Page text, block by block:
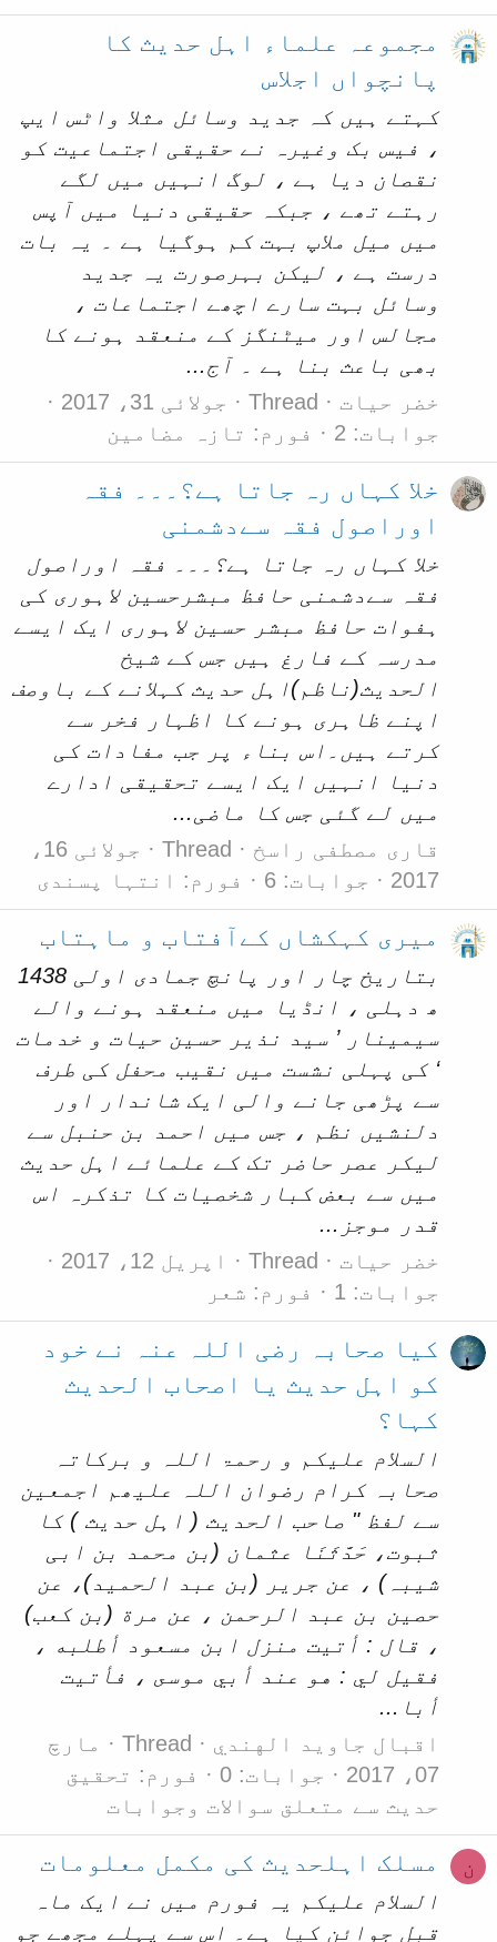
مجموعہ علماء اہل حدیث کا
پانچواں اجلاس
کہتے ہیں کہ جدید وسائل مثلا واٹس ایپ
، فیس بک وغیرہ نے حقیقی اجتماعیت کو
نقصان دیا ہے ، لوگ انہیں میں لگے
رہتے تھے ، جبکہ حقیقی دنیا میں آپس
میں میل ملاپ بہت کم ہوگیا ہے ۔ یہ بات
درست ہے ، لیکن بہرصورت یہ جدید
وسائل بہت سارے اچھے اجتماعات ،
مجالس اور میٹنگز کے منعقد ہونے کا
بھی باعث بنا ہے ۔ آج...
خضر حیات
Thread
جولائی 31، 2017
جوابات: 2
فورم: تازہ مضامین
خلا کہاں رہ جاتا ہے؟۔۔۔ فقہ
اوراصول فقہ سےدشمنی
خلا کہاں رہ جاتا ہے؟۔۔۔ فقہ اوراصول
فقہ سےدشمنی حافظ مبشرحسین لاہوری کی
ہفوات حافظ مبشر حسین لاہوری ایک ایسے
مدرسہ کے فارغ ہیں جس کے شیخ
الحدیث(ناظم)اہل حدیث کہلانے کے باوصف
اپنے ظاہری ہونے کا اظہار فخر سے
کرتے ہیں۔اس بناء پر جب مفادات کی
دنیا انہیں ایک ایسے تحقیقی ادارے
میں لے گئی جس کا ماضی...
قاری مصطفی راسخ
Thread
جولائی 16،
2017
جوابات: 6 فورم: انتہا پسندی
میری کہکشاں کےآفتاب و ماہتاب
بتاریخ چار اور پانچ جمادی اولی 1438
ھ دہلی ، انڈیا میں منعقد ہونے والے
سیمینار ’ سید نذیر حسین حیات و خدمات
‘ کی پہلی نشست میں نقیب محفل کی طرف
سے پڑھی جانے والی ایک شاندار اور
دلنشیں نظم ، جس میں احمد بن حنبل سے
لیکر عصر حاضر تک کے علمائے اہل حدیث
میں سے بعض کبار شخصیات کا تذکرہ اس
قدر موجز...
خضر حیات
Thread
اپریل 12، 2017
جوابات: 1
فورم: شعر
کیا صحابہ رضی اللہ عنہ نے خود
کو اہل حدیث یا اصحاب الحدیث
کہا؟
السلام علیکم و رحمۃ اللہ و برکاتہ
صحابہ کرام رضوان اللہ علیھم اجمعین
سے لفظ " صاحب الحدیث ( اہل حدیث ) کا
ثبوت، حَدَّثَنَا عثمان (بن محمد بن ابی
شیبہ) ، عن جرير (بن عبد الحمید)، عن
حصين بن عبد الرحمن ، عن مرة (بن کعب)
، قال : أتيت منزل ابن مسعود أطلبه ،
فقيل لي : هو عند أبي موسى ، فأتيت
أبا...
اقبال جاوید الهندي
Thread
مارچ
07، 2017
جوابات: 0 فورم: تحقیق
حدیث سے متعلق سوالات وجوابات
ن مسلک اہلحدیث کی مکمل معلومات
السلام علیکم یہ فورم میں نے ایک ماہ
قبل جوائن کیا ہے۔ اس سے پہلے مجھے جو